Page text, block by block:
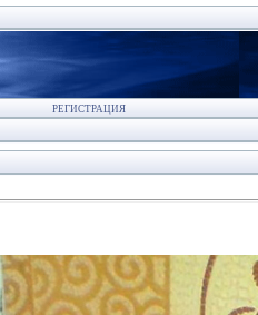
РЕГИСТРАЦИЯ